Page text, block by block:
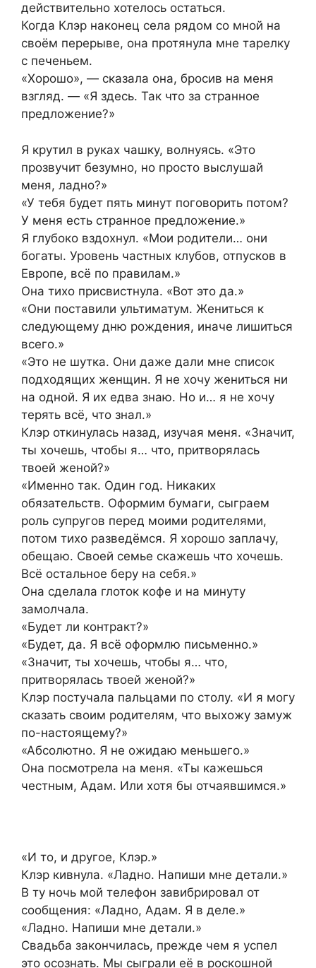
действительно хотелось остаться.
Когда Клэр наконец села рядом со мной на
своём перерыве, она протянула мне тарелку
с печеньем.
«Хорошо», — сказала она, бросив на меня
взгляд. — «Я здесь. Так что за странное
предложение?»
Я крутил в руках чашку, волнуясь. «Это
прозвучит безумно, но просто выслушай
меня, ладно?»
«У тебя будет пять минут поговорить потом?
У меня есть странное предложение.»
Я глубоко вздохнул. «Мои родители… они
богаты. Уровень частных клубов, отпусков в
Европе, всё по правилам.»
Она тихо присвистнула. «Вот это да.»
«Они поставили ультиматум. Жениться к
следующему дню рождения, иначе лишиться
всего.»
«Это не шутка. Они даже дали мне список
подходящих женщин. Я не хочу жениться ни
на одной. Я их едва знаю. Но и… я не хочу
терять всё, что знал.»
Клэр откинулась назад, изучая меня. «Значит,
ты хочешь, чтобы я… что, притворялась
твоей женой?»
«Именно так. Один год. Никаких
обязательств. Оформим бумаги, сыграем
роль супругов перед моими родителями,
потом тихо разведёмся. Я хорошо заплачу,
обещаю. Своей семье скажешь что хочешь.
Всё остальное беру на себя.»
Она сделала глоток кофе и на минуту
замолчала.
«Будет ли контракт?»
«Будет, да. Я всё оформлю письменно.»
«Значит, ты хочешь, чтобы я… что,
притворялась твоей женой?»
Клэр постучала пальцами по столу. «И я могу
сказать своим родителям, что выхожу замуж
по-настоящему?»
«Абсолютно. Я не ожидаю меньшего.»
Она посмотрела на меня. «Ты кажешься
честным, Адам. Или хотя бы отчаявшимся.»
«И то, и другое, Клэр.»
Клэр кивнула. «Ладно. Напиши мне детали.»
В ту ночь мой телефон завибрировал от
сообщения: «Ладно, Адам. Я в деле.»
«Ладно. Напиши мне детали.»
Свадьба закончилась, прежде чем я успел
это осознать. Мы сыграли её в роскошной